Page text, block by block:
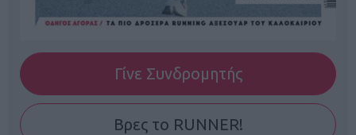
Γίνε Συνδρομητής
Βρες το RUNNER!